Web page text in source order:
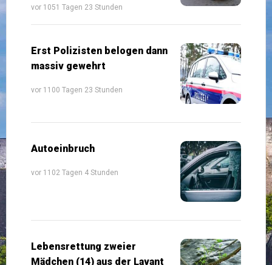
vor 1051 Tagen 23 Stunden
Erst Polizisten belogen dann
massiv gewehrt
vor 1100 Tagen 23 Stunden
Autoeinbruch
vor 1102 Tagen 4 Stunden
Lebensrettung zweier
Mädchen (14) aus der Lavant